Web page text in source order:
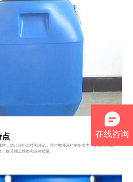
点
，防止涂料流挂和滴流，同时增强涂料的附着力、耐久性和机
提升施工性能和涂膜质量。
在线咨询